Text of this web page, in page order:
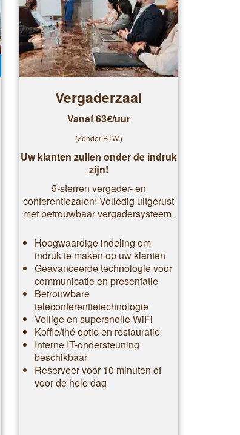
Vergaderzaal
Vanaf 63€/uur
(Zonder BTW.)
Uw klanten zullen onder de indruk
zijn!
5-sterren vergader- en
conferentiezalen! Volledig uitgerust
met betrouwbaar vergadersysteem.
Hoogwaardige indeling om
indruk te maken op uw klanten
Geavanceerde technologie voor
communicatie en presentatie
Betrouwbare
teleconferentietechnologie
Veilige en supersnelle WiFi
Koffie/thé optie en restauratie
Interne IT-ondersteuning
beschikbaar
Reserveer voor 10 minuten of
voor de hele dag